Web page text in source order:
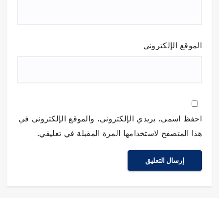
الموقع الإلكتروني
احفظ اسمي، بريدي الإلكتروني، والموقع الإلكتروني في
هذا المتصفح لاستخدامها المرة المقبلة في تعليقي.